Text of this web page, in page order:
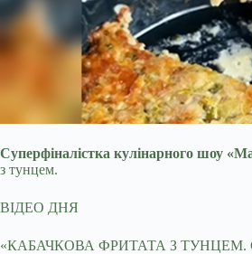
Суперфіналістка кулінарного шоу
з тунцем.
ВІДЕО ДНЯ
«КАБАЧКОВА ФРИТАТА З ТУНЦЕМ.